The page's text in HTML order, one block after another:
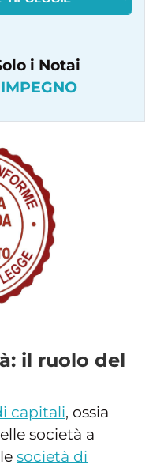
i Notai
il ruolo del
capitali, ossia
società a
società di